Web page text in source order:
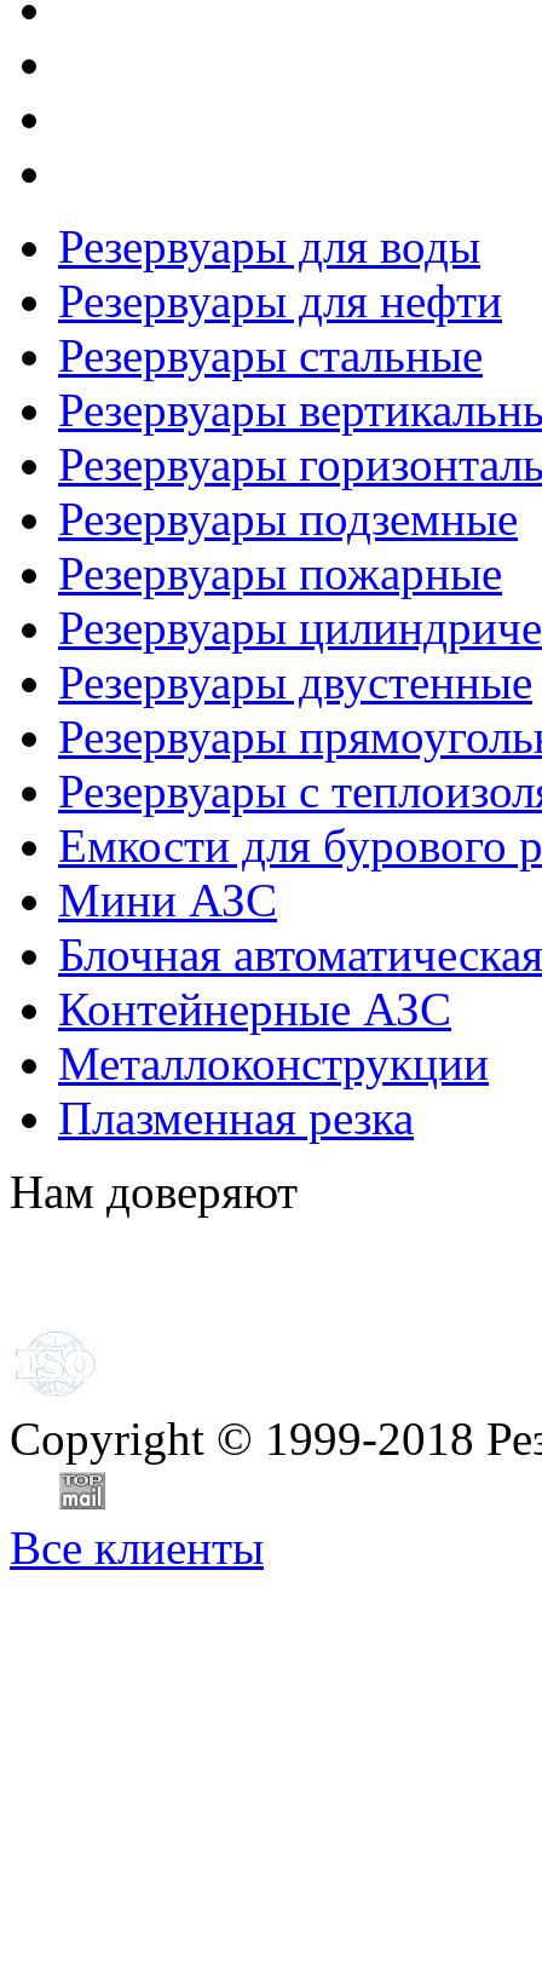
Резервуары для воды
Резервуары для нефти
Резервуары стальные
Резервуары
Резервуары
Резервуары подземные
Резервуары пожарные
Резервуары
Резервуары двустенные
Резервуары
Резервуары с
Емкости для бурового
Мини АЗС
Блочная
Контейнерные АЗС
Металлоконструкции
Плазменная резка
Нам доверяют
Copyright © 1999-2018
Все клиенты